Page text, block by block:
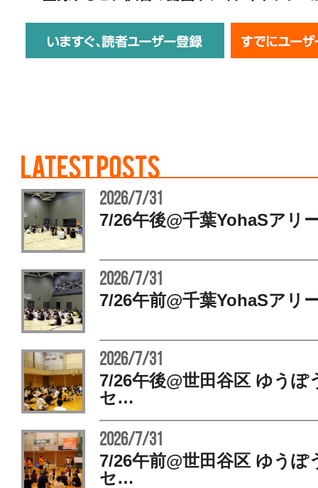
2026/7/31
7/26午後@千葉YohaSア
2026/7/31
7/26午前@千葉YohaSア
2026/7/31
7/26午後@世田谷区 ゆうぽ
セ…
2026/7/31
7/26午前@世田谷区 ゆうぽ
セ…